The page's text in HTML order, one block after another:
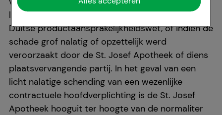
Comfort:Deze cookies worden gebruikt om de
winkelervaring nog aantrekkelijker te maken,
bijvoorbeeld voor de herkenning van de bezoeker of
om onze site aan te passen aan het
voorkeursgedrag (bijv. taalinstellingen). Comfort
cookies stellen ons ook in staat om inhoud weer te
geven die is afgestemd op uw behoeften en om ons
affiliate programma uit te voeren.
lichaam of de gezondheid, overeenkomstig de
Duitse productaansprakelijkheidswet, of indien de
schade grof nalatig of opzettelijk werd
veroorzaakt door de St. Josef Apotheek of diens
plaatsvervangende partij. In het geval van een
licht nalatige schending van een wezenlijke
contractuele hoofdverplichting is de St. Josef
Apotheek hooguit ter hoogte van de normaliter